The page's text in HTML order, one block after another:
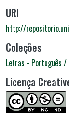
URI
http://
Coleções
Letras - Português /
Licença